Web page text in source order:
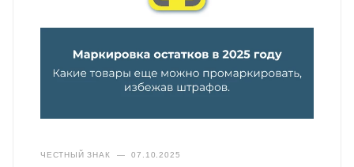
ЧЕСТНЫЙ ЗНАК — 07.10.2025